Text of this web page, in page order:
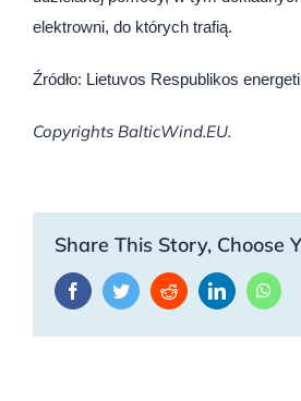
elektrowni, do których trafią.
Źródło: Lietuvos Respublikos
Copyrights BalticWind.EU.
Share This Story, Choose
FacebookTwitterRedditLinkedIn